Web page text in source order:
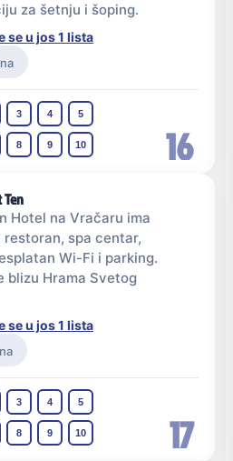
16
za šetnju i šoping.
se u jos 1 lista
3 4 5
8 9 10
17
Ten
Hotel na Vračaru ima
restoran, spa centar,
Wi-Fi i parking.
blizu Hrama Svetog
se u jos 1 lista
3 4 5
8 9 10